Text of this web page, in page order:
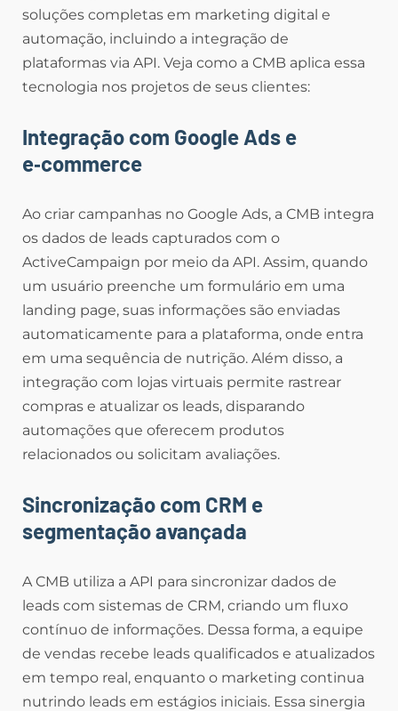
soluções completas em marketing digital e
automação, incluindo a integração de
plataformas via API. Veja como a CMB aplica essa
tecnologia nos projetos de seus clientes:
Integração com Google Ads e
e‑commerce
Ao criar campanhas no Google Ads, a CMB integra
os dados de leads capturados com o
ActiveCampaign por meio da API. Assim, quando
um usuário preenche um formulário em uma
landing page, suas informações são enviadas
automaticamente para a plataforma, onde entra
em uma sequência de nutrição. Além disso, a
integração com lojas virtuais permite rastrear
compras e atualizar os leads, disparando
automações que oferecem produtos
relacionados ou solicitam avaliações.
Sincronização com CRM e
segmentação avançada
A CMB utiliza a API para sincronizar dados de
leads com sistemas de CRM, criando um fluxo
contínuo de informações. Dessa forma, a equipe
de vendas recebe leads qualificados e atualizados
em tempo real, enquanto o marketing continua
nutrindo leads em estágios iniciais. Essa sinergia